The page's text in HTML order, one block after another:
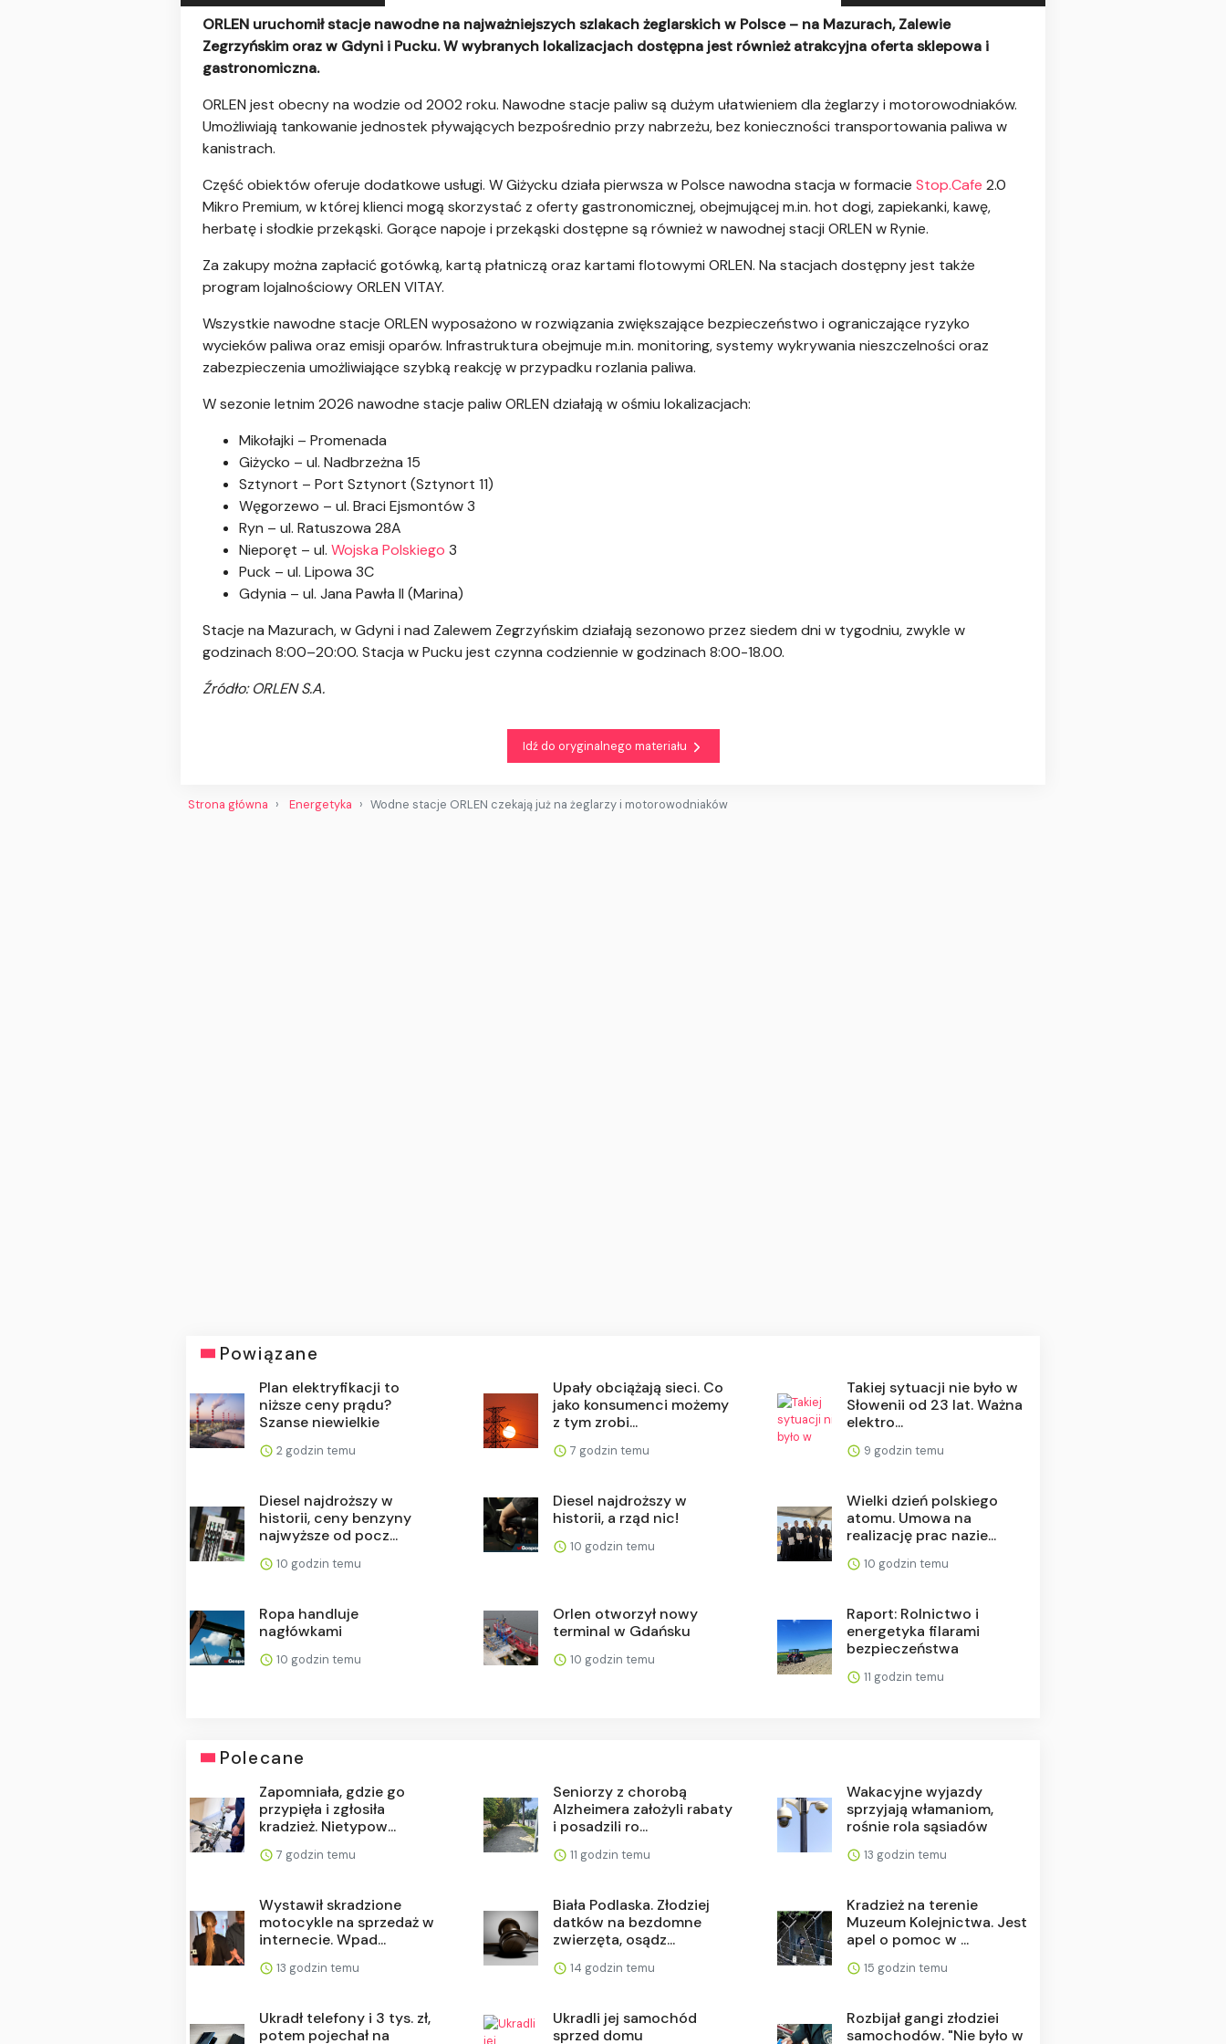
ORLEN uruchomił stacje nawodne na najważniejszych szlakach żeglarskich w Polsce – na Mazurach, Zalewie
Zegrzyńskim oraz w Gdyni i Pucku. W wybranych lokalizacjach dostępna jest również atrakcyjna oferta sklepowa i
gastronomiczna.
ORLEN jest obecny na wodzie od 2002 roku. Nawodne stacje paliw są dużym ułatwieniem dla żeglarzy i motorowodniaków.
Umożliwiają tankowanie jednostek pływających bezpośrednio przy nabrzeżu, bez konieczności transportowania paliwa w
kanistrach.
Część obiektów oferuje dodatkowe usługi. W Giżycku działa pierwsza w Polsce nawodna stacja w formacie Stop.Cafe 2.0
Mikro Premium, w której klienci mogą skorzystać z oferty gastronomicznej, obejmującej m.in. hot dogi, zapiekanki, kawę,
herbatę i słodkie przekąski. Gorące napoje i przekąski dostępne są również w nawodnej stacji ORLEN w Rynie.
Za zakupy można zapłacić gotówką, kartą płatniczą oraz kartami flotowymi ORLEN. Na stacjach dostępny jest także
program lojalnościowy ORLEN VITAY.
Wszystkie nawodne stacje ORLEN wyposażono w rozwiązania zwiększające bezpieczeństwo i ograniczające ryzyko
wycieków paliwa oraz emisji oparów. Infrastruktura obejmuje m.in. monitoring, systemy wykrywania nieszczelności oraz
zabezpieczenia umożliwiające szybką reakcję w przypadku rozlania paliwa.
W sezonie letnim 2026 nawodne stacje paliw ORLEN działają w ośmiu lokalizacjach:
Mikołajki – Promenada
Giżycko – ul. Nadbrzeżna 15
Sztynort – Port Sztynort (Sztynort 11)
Węgorzewo – ul. Braci Ejsmontów 3
Ryn – ul. Ratuszowa 28A
Nieporęt – ul. Wojska Polskiego 3
Puck – ul. Lipowa 3C
Gdynia – ul. Jana Pawła II (Marina)
Stacje na Mazurach, w Gdyni i nad Zalewem Zegrzyńskim działają sezonowo przez siedem dni w tygodniu, zwykle w
godzinach 8:00–20:00. Stacja w Pucku jest czynna codziennie w godzinach 8:00-18.00.
Źródło: ORLEN S.A.
Idź do oryginalnego materiału
Strona główna Energetyka Wodne stacje ORLEN czekają już na żeglarzy i motorowodniaków
Powiązane
Plan elektryfikacji to
niższe ceny prądu?
Szanse niewielkie
2 godzin temu
Upały obciążają sieci. Co
jako konsumenci możemy
z tym zrobi...
7 godzin temu
Takiej sytuacji nie było w
Słowenii od 23 lat. Ważna
elektro...
9 godzin temu
Diesel najdroższy w
historii, ceny benzyny
najwyższe od pocz...
10 godzin temu
Diesel najdroższy w
historii, a rząd nic!
10 godzin temu
Wielki dzień polskiego
atomu. Umowa na
realizację prac nazie...
10 godzin temu
Ropa handluje
nagłówkami
10 godzin temu
Orlen otworzył nowy
terminal w Gdańsku
10 godzin temu
Raport: Rolnictwo i
energetyka filarami
bezpieczeństwa
11 godzin temu
Polecane
Zapomniała, gdzie go
przypięła i zgłosiła
kradzież. Nietypow...
7 godzin temu
Seniorzy z chorobą
Alzheimera założyli rabaty
i posadzili ro...
11 godzin temu
Wakacyjne wyjazdy
sprzyjają włamaniom,
rośnie rola sąsiadów
13 godzin temu
Wystawił skradzione
motocykle na sprzedaż w
internecie. Wpad...
13 godzin temu
Biała Podlaska. Złodziej
datków na bezdomne
zwierzęta, osądz...
14 godzin temu
Kradzież na terenie
Muzeum Kolejnictwa. Jest
apel o pomoc w ...
15 godzin temu
Ukradł telefony i 3 tys. zł,
potem pojechał na
Ukradli jej samochód
sprzed domu
Rozbijał gangi złodziei
samochodów. "Nie było w